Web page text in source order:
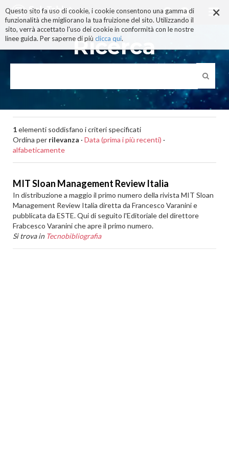
×
Questo sito fa uso di cookie, i cookie consentono una gamma di
funzionalità che migliorano la tua fruizione del sito. Utilizzando il
sito, verrà accettato l'uso dei cookie in conformità con le nostre
linee guida. Per saperne di più clicca qui.
ai
contenuti.
|
alla
navigazione
Ricerca
1elementi soddisfano i criteri specificati
Ordina per rilevanza · Data (prima i più recenti) ·
alfabeticamente
MIT Sloan Management Review Italia
In distribuzione a maggio il primo numero della rivista MIT Sloan
Management Review Italia diretta da Francesco Varanini e
pubblicata da ESTE. Qui di seguito l'Editoriale del direttore
Frabcesco Varanini che apre il primo numero.
Si trova in Tecnobibliografia